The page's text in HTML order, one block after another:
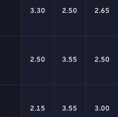
3.30 2.50 2.65
2.50 3.55 2.50
2.15 3.55 3.00